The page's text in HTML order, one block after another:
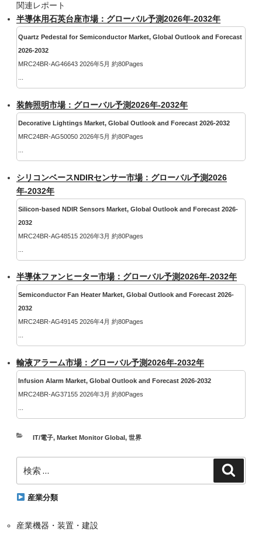
関連レポート
半導体用石英台座市場：グローバル予測2026年-2032年
Quartz Pedestal for Semiconductor Market, Global Outlook and Forecast
2026-2032
MRC24BR-AG46643 2026年5月 約80Pages
装飾照明市場：グローバル予測2026年-2032年
Decorative Lightings Market, Global Outlook and Forecast 2026-2032
MRC24BR-AG50050 2026年5月 約80Pages
シリコンベースNDIRセンサー市場：グローバル予測2026
年-2032年
Silicon-based NDIR Sensors Market, Global Outlook and Forecast 2026-
2032
MRC24BR-AG48515 2026年3月 約80Pages
半導体ファンヒーター市場：グローバル予測2026年-2032年
Semiconductor Fan Heater Market, Global Outlook and Forecast 2026-
2032
MRC24BR-AG49145 2026年4月 約80Pages
輸液アラーム市場：グローバル予測2026年-2032年
Infusion Alarm Market, Global Outlook and Forecast 2026-2032
MRC24BR-AG37155 2026年3月 約80Pages
カ
リ
IT/電子, Market Monitor Global, 世界
索:
産業分類
産業機器・装置・建設